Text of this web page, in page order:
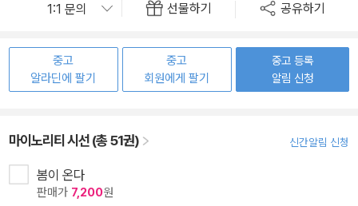
선물하기 공유하기
중고
알라딘에 팔기
중고
회원에게 팔기
중고 등록
알림 신청
마이노리티 시선 (총 51권) 신간알림 신청
봄이 온다
판매가 7,200원